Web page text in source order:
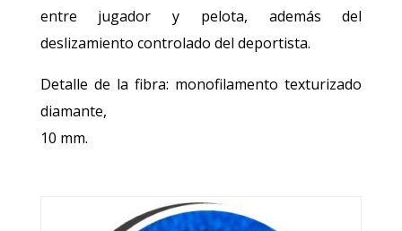
entre jugador y pelota, además del
deslizamiento controlado del deportista.
Detalle de la fibra: monofilamento texturizado
diamante,
10 mm.